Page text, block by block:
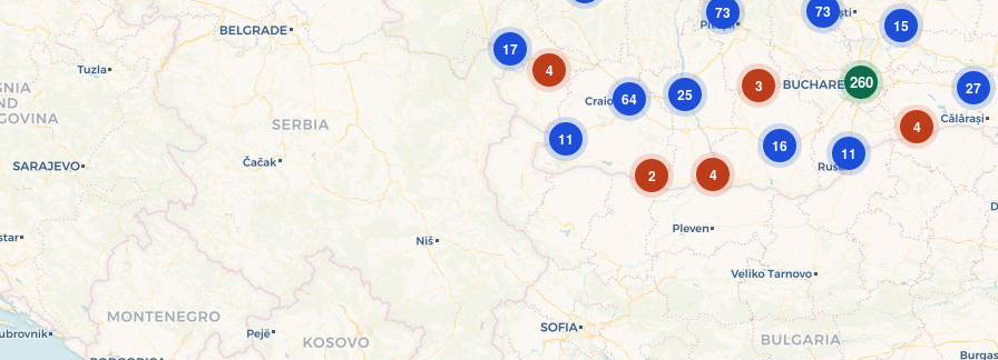
11
4
4
2
27
15
4
3
73
16
17
73
11
25
260
64